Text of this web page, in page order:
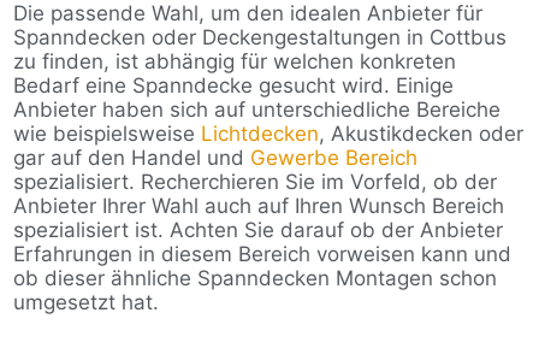
Die passende Wahl, um den idealen Anbieter für
Spanndecken oder Deckengestaltungen in Cottbus
zu finden, ist abhängig für welchen konkreten
Bedarf eine Spanndecke gesucht wird. Einige
Anbieter haben sich auf unterschiedliche Bereiche
wie beispielsweise Lichtdecken, Akustikdecken oder
gar auf den Handel und Gewerbe Bereich
spezialisiert. Recherchieren Sie im Vorfeld, ob der
Anbieter Ihrer Wahl auch auf Ihren Wunsch Bereich
spezialisiert ist. Achten Sie darauf ob der Anbieter
Erfahrungen in diesem Bereich vorweisen kann und
ob dieser ähnliche Spanndecken Montagen schon
umgesetzt hat.